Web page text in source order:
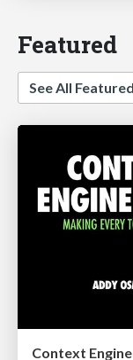
Featured
See All Featured
Context